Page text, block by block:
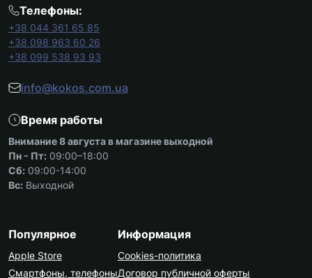
Телефоны:
+38 044 361 65 85
+38 098 963 60 26
+38 099 538 93 93
info@kokos.com.ua
Время работы
Внимание 8 августа в магазине выходной
Пн - Пт: 09:00–18:00
Сб: 09:00-14:00
Вс: Выходной
Популярное
Apple Store
Смартфоны, телефоны
Информация
Cookies-политика
Договор публичной оферты